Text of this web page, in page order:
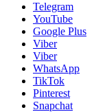
Telegram
YouTube
Google Plus
Viber
Viber
WhatsApp
TikTok
Pinterest
Snapchat